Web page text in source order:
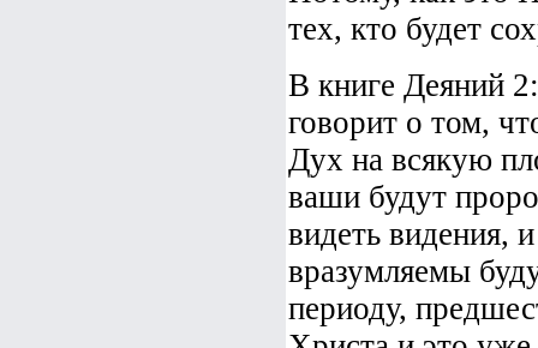
тех, кто будет
В книге Деяний
говорит о том,
Дух на всякую
ваши будут
видеть видения,
вразумляемы
периоду,